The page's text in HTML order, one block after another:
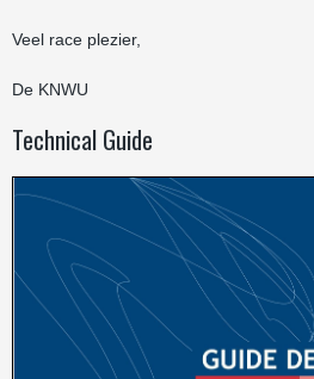
Veel race plezier,
De KNWU
Technical Guide